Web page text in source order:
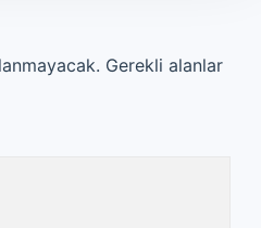
Gerekli alanlar